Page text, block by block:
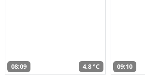
08:09 4,8 °C 09:10